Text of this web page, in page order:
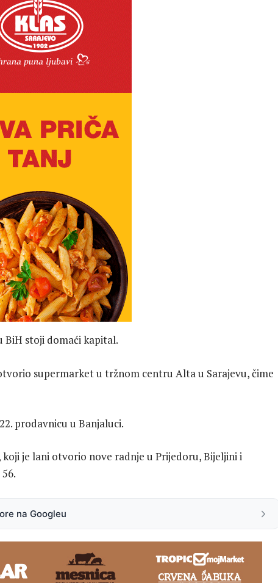
BiH stoji domaći kapital.
supermarket u tržnom centru Alta u Sarajevu, čime
prodavnicu u Banjaluci.
koji je lani otvorio nove radnje u Prijedoru, Bijeljini i
na Googleu